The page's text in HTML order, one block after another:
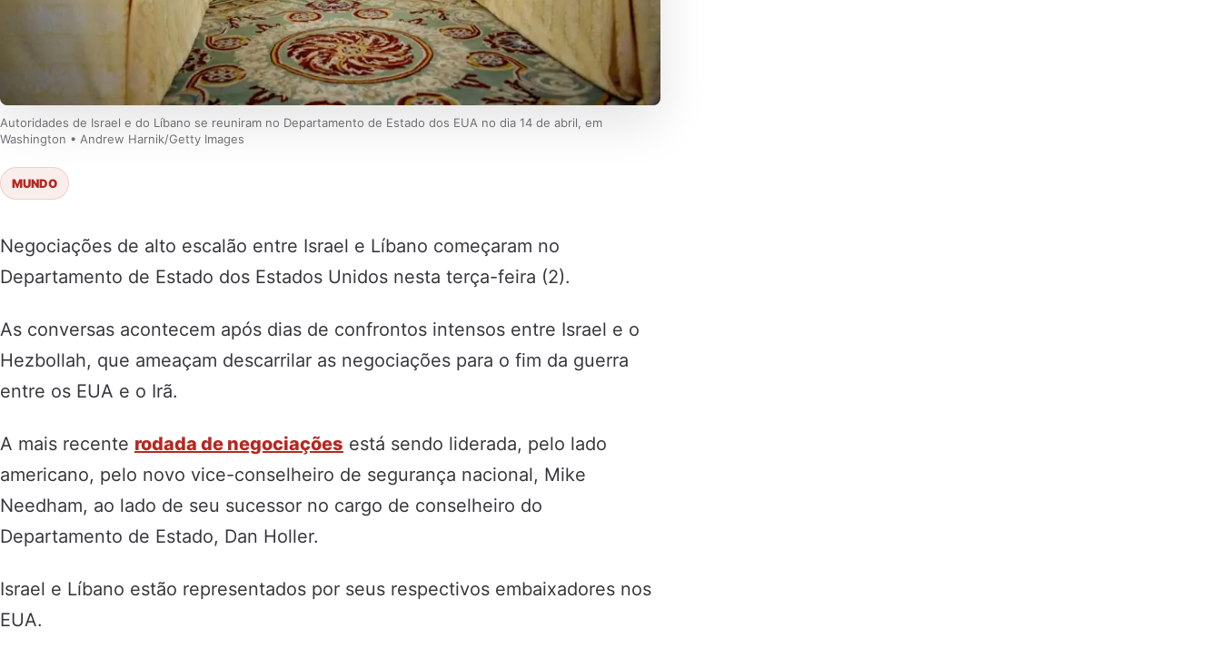
Autoridades de Israel e do Líbano se reuniram no Departamento de Estado dos EUA no dia 14 de abril, em
Washington • Andrew Harnik/Getty Images
MUNDO
Negociações de alto escalão entre Israel e Líbano começaram no
Departamento de Estado dos Estados Unidos nesta terça-feira (2).
As conversas acontecem após dias de confrontos intensos entre Israel e o
Hezbollah, que ameaçam descarrilar as negociações para o fim da guerra
entre os EUA e o Irã.
A mais recente rodada de negociações está sendo liderada, pelo lado
americano, pelo novo vice-conselheiro de segurança nacional, Mike
Needham, ao lado de seu sucessor no cargo de conselheiro do
Departamento de Estado, Dan Holler.
Israel e Líbano estão representados por seus respectivos embaixadores nos
EUA.